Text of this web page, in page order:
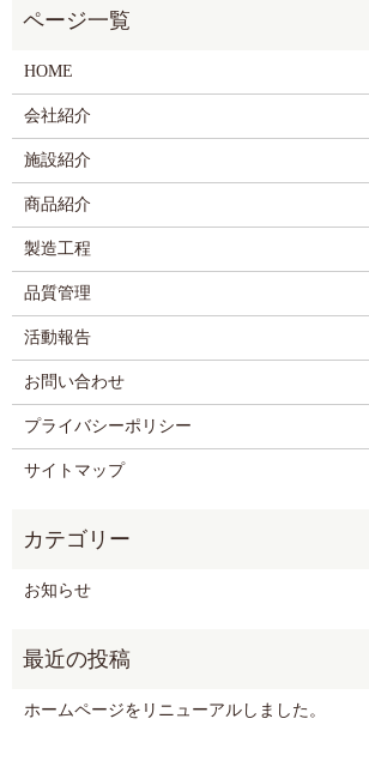
HOME
会社紹介
施設紹介
商品紹介
製造工程
品質管理
活動報告
お問い合わせ
プライバシーポリシー
サイトマップ
お知らせ
ホームページをリニューアルしました。